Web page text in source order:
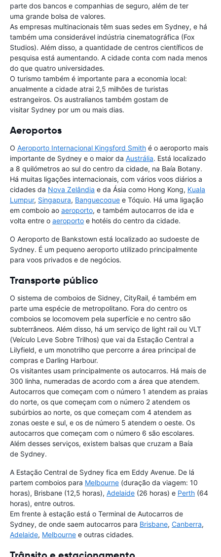
parte dos bancos e companhias de seguro, além de ter
uma grande bolsa de valores.
As empresas multinacionais têm suas sedes em Sydney, e há
também uma considerável indústria cinematográfica (Fox
Studios). Além disso, a quantidade de centros científicos de
pesquisa está aumentando. A cidade conta com nada menos
do que quatro universidades.
O turismo também é importante para a economia local:
anualmente a cidade atrai 2,5 milhões de turistas
estrangeiros. Os australianos também gostam de
visitar Sydney por um ou mais dias.
Aeroportos
O Aeroporto Internacional Kingsford Smith é o aeroporto mais
importante de Sydney e o maior da Austrália. Está localizado
a 8 quilómetros ao sul do centro da cidade, na Baía Botany.
Há muitas ligações internacionais, com vários voos diários a
cidades da Nova Zelândia e da Ásia como Hong Kong, Kuala
Lumpur, Singapura, Banguecoque e Tóquio. Há uma ligação
em comboio ao aeroporto, e também autocarros de ida e
volta entre o aeroporto e hotéis do centro da cidade.
O Aeroporto de Bankstown está localizado ao sudoeste de
Sydney. É um pequeno aeroporto utilizado principalmente
para voos privados e de negócios.
Transporte público
O sistema de comboios de Sidney, CityRail, é também em
parte uma espécie de metropolitano. Fora do centro os
comboios se locomovem pela superfície e no centro são
subterrâneos. Além disso, há um serviço de light rail ou VLT
(Veículo Leve Sobre Trilhos) que vai da Estação Central a
Lilyfield, e um monotrilho que percorre a área principal de
compras e Darling Harbour.
Os visitantes usam principalmente os autocarros. Há mais de
300 linha, numeradas de acordo com a área que atendem.
Autocarros que começam com o número 1 atendem as praias
do norte, os que começam com o número 2 atendem os
subúrbios ao norte, os que começam com 4 atendem as
zonas oeste e sul, e os de número 5 atendem o oeste. Os
autocarros que começam com o número 6 são escolares.
Além desses serviços, existem balsas que cruzam a Baía
de Sydney.
A Estação Central de Sydney fica em Eddy Avenue. De lá
partem comboios para Melbourne (duração da viagem: 10
horas), Brisbane (12,5 horas), Adelaide (26 horas) e Perth (64
horas), entre outros.
Em frente à estação está o Terminal de Autocarros de
Sydney, de onde saem autocarros para Brisbane, Canberra,
Adelaide, Melbourne e outras cidades.